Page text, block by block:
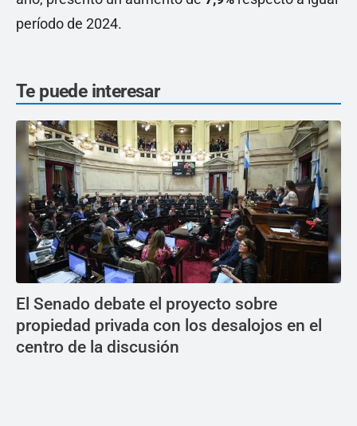
período de 2024.
Te puede interesar
El Senado debate el proyecto sobre
propiedad privada con los desalojos en el
centro de la discusión